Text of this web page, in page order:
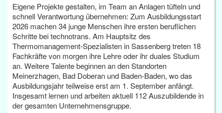
Eigene Projekte gestalten, im Team an Anlagen tüfteln und
schnell Verantwortung übernehmen: Zum Ausbildungsstart
2026 machen 34 junge Menschen ihre ersten beruflichen
Schritte bei technotrans. Am Hauptsitz des
Thermomanagement-Spezialisten in Sassenberg treten 18
Fachkräfte von morgen ihre Lehre oder ihr duales Studium
an. Weitere Talente beginnen an den Standorten
Meinerzhagen, Bad Doberan und Baden-Baden, wo das
Ausbildungsjahr teilweise erst am 1. September anfängt.
Insgesamt lernen und arbeiten aktuell 112 Auszubildende in
der gesamten Unternehmensgruppe.